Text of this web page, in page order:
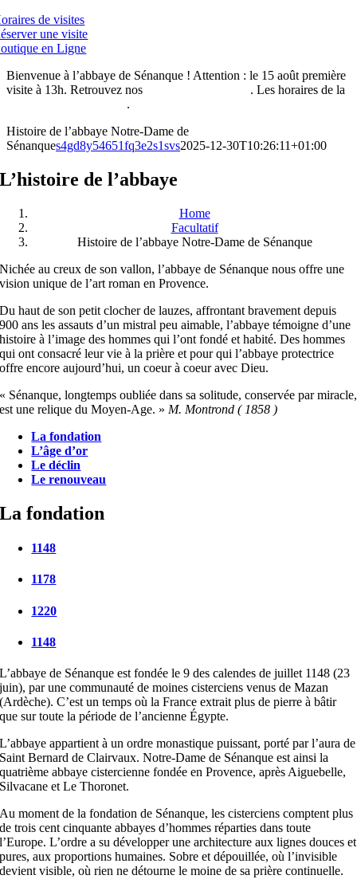
de visites
une visite
en Ligne
Bienvenue à l’abbaye de Sénanque ! Attention : le 15 août première
visite à 13h. Retrouvez nos
. Les horaires de la
.
Histoire de l’abbaye Notre-Dame de
Sénanques4gd8y54651fq3e2s1svs2025-12-30T10:26:11+01:00
L’histoire de l’abbaye
Home
Facultatif
Histoire de l’abbaye Notre-Dame de Sénanque
Nichée au creux de son vallon, l’abbaye de Sénanque nous offre une
vision unique de l’art roman en Provence.
Du haut de son petit clocher de lauzes, affrontant bravement depuis
900 ans les assauts d’un mistral peu aimable, l’abbaye témoigne d’une
histoire à l’image des hommes qui l’ont fondé et habité. Des hommes
qui ont consacré leur vie à la prière et pour qui l’abbaye protectrice
offre encore aujourd’hui, un coeur à coeur avec Dieu.
« Sénanque, longtemps oubliée dans sa solitude, conservée par miracle,
est une relique du Moyen-Age. » M. Montrond ( 1858 )
La fondation
L’âge d’or
Le déclin
Le renouveau
La fondation
1148
1178
1220
1148
L’abbaye de Sénanque est fondée le 9 des calendes de juillet 1148 (23
juin), par une communauté de moines cisterciens venus de Mazan
(Ardèche). C’est un temps où la France extrait plus de pierre à bâtir
que sur toute la période de l’ancienne Égypte.
L’abbaye appartient à un ordre monastique puissant, porté par l’aura de
Saint Bernard de Clairvaux. Notre-Dame de Sénanque est ainsi la
quatrième abbaye cistercienne fondée en Provence, après Aiguebelle,
Silvacane et Le Thoronet.
Au moment de la fondation de Sénanque, les cisterciens comptent plus
de trois cent cinquante abbayes d’hommes réparties dans toute
l’Europe. L’ordre a su développer une architecture aux lignes douces et
pures, aux proportions humaines. Sobre et dépouillée, où l’invisible
devient visible, où rien ne détourne le moine de sa prière continuelle.